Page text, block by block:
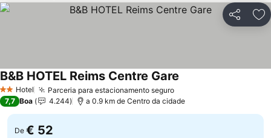
Partilhar
2 Estrelas
Hotel Parceria para estacionamento seguro
B&B HOTEL Reims Centre Gare
7,7 Boa 4.244 a 0.9 km de Centro da cidade
De € 52